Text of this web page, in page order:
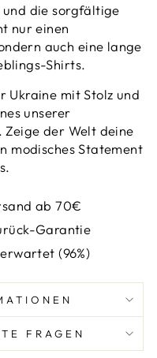
die sorgfältige
nur einen
auch eine lange
Shirts.
Ukraine mit Stolz und
unserer
der Welt deine
modisches Statement
ab 70€
Garantie
(96%)
FRAGEN